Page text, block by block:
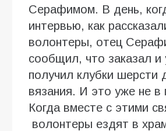
Серафимом. В день,
интервью, как
волонтеры, отец
сообщил, что заказал и
получил клубки шерсти
вязания. И это уже не в
Когда вместе с этими
волонтеры ездят в